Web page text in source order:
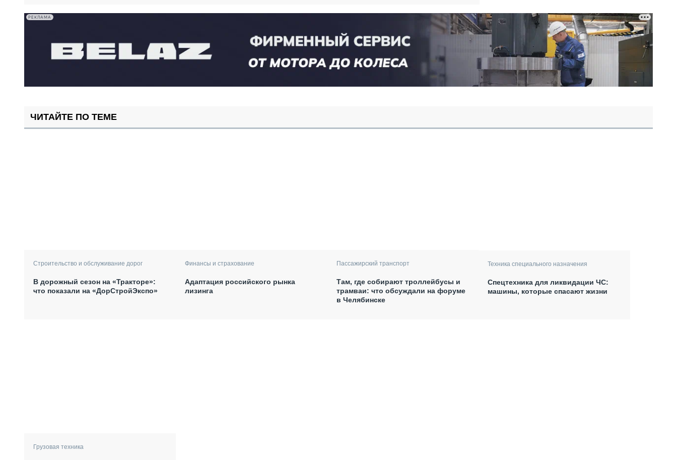
РЕКЛАМА
ЧИТАЙТЕ ПО ТЕМЕ
Строительство и обслуживание дорог
В дорожный сезон на «Тракторе»:
что показали на «ДорСтройЭкспо»
Финансы и страхование
Адаптация российского рынка
лизинга
Пассажирский транспорт
Там, где собирают троллейбусы и
трамваи: что обсуждали на форуме
в Челябинске
Техника специального назначения
Спецтехника для ликвидации ЧС:
машины, которые спасают жизни
Грузовая техника